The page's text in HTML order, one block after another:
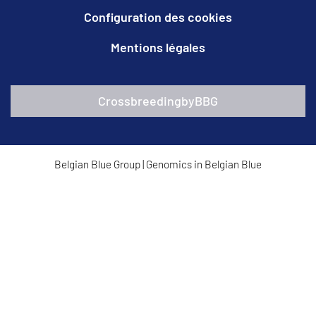
Configuration des cookies
Mentions légales
CrossbreedingbyBBG
Belgian Blue Group| Genomics in Belgian Blue